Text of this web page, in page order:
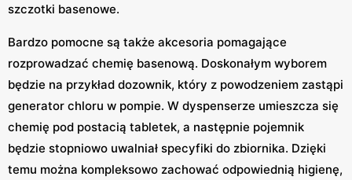
szczotki basenowe.
Bardzo pomocne są także akcesoria pomagające
rozprowadzać chemię basenową. Doskonałym wyborem
będzie na przykład dozownik, który z powodzeniem zastąpi
generator chloru w pompie. W dyspenserze umieszcza się
chemię pod postacią tabletek, a następnie pojemnik
będzie stopniowo uwalniał specyfiki do zbiornika. Dzięki
temu można kompleksowo zachować odpowiednią higienę,